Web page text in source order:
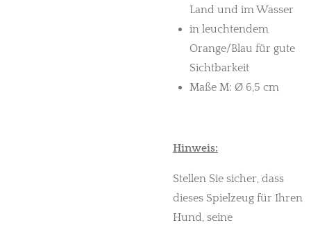
Land und im Wasser
in leuchtendem
Orange/Blau für gute
Sichtbarkeit
Maße M: Ø 6,5 cm
Hinweis:
Stellen Sie sicher, dass
dieses Spielzeug für Ihren
Hund, seine